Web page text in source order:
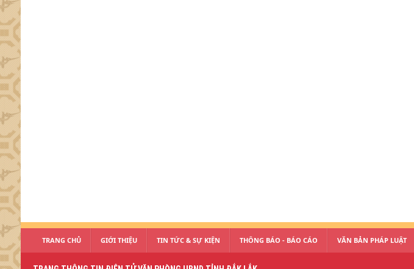
TRANG CHỦ GIỚI THIỆU TIN TỨC & SỰ KIỆN THÔNG BÁO - BÁO CÁO VĂN BẢN PHÁP LUẬT